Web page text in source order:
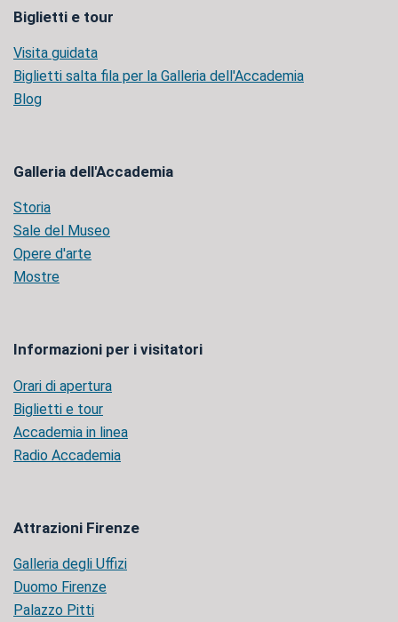
Biglietti e tour
Visita guidata
Biglietti salta fila per la Galleria dell'Accademia
Blog
Galleria dell'Accademia
Storia
Sale del Museo
Opere d'arte
Mostre
Informazioni per i visitatori
Orari di apertura
Biglietti e tour
Accademia in linea
Radio Accademia
Attrazioni Firenze
Galleria degli Uffizi
Duomo Firenze
Palazzo Pitti